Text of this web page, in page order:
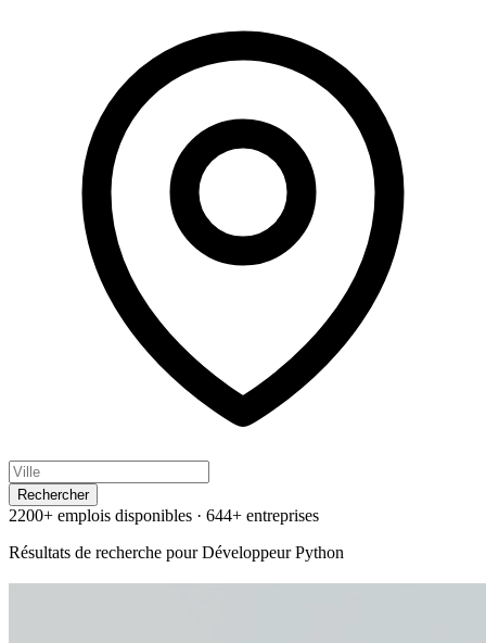
Rechercher
2200+ emplois disponibles · 644+ entreprises
Résultats de recherche pourDéveloppeur Python